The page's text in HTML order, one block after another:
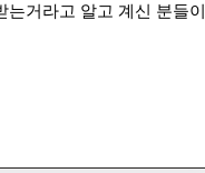
는거라고 알고 계신 분들이